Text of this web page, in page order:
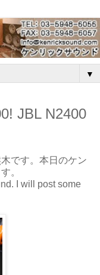
▼
JBL N2400
です。本日のケン
。
I will post some